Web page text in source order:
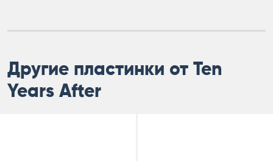
Другие пластинки от Ten
Years After